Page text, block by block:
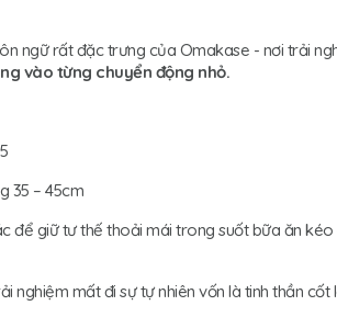
ngữ rất đặc trưng của Omakase - nơi trải
vào từng chuyển động nhỏ.
35 – 45cm
để giữ tư thế thoải mái trong suốt bữa ăn kéo
nghiệm mất đi sự tự nhiên vốn là tinh thần cốt